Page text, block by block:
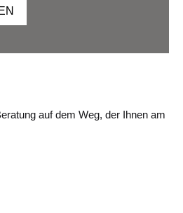
auf dem Weg, der Ihnen am